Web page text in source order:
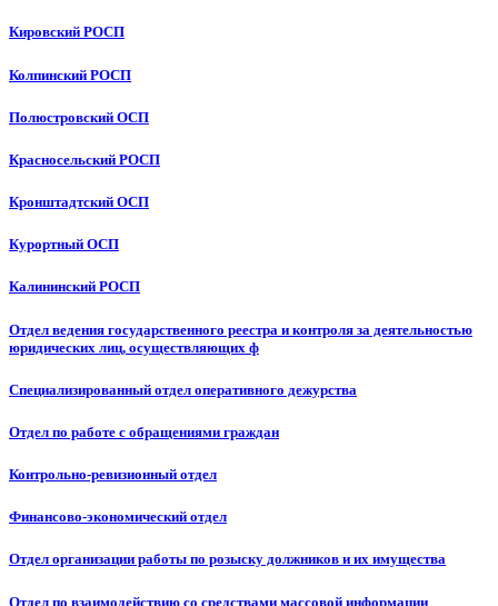
Кировский РОСП
Колпинский РОСП
Полюстровский ОСП
Красносельский РОСП
Кронштадтский ОСП
Курортный ОСП
Калининский РОСП
Отдел ведения государственного реестра и контроля за деятельностью
юридических лиц, осуществляющих ф
Специализированный отдел оперативного дежурства
Отдел по работе с обращениями граждан
Контрольно-ревизионный отдел
Финансово-экономический отдел
Отдел организации работы по розыску должников и их имущества
Отдел по взаимодействию со средствами массовой информации